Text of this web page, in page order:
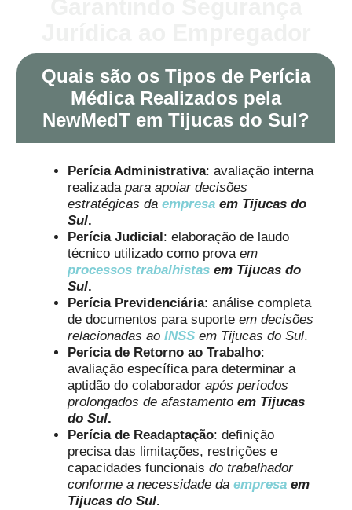
Quais são os Tipos de Perícia
Médica Realizados pela
NewMedT em Tijucas do Sul?
Perícia Administrativa: avaliação interna
realizadapara apoiar decisões
estratégicas daempresaem Tijucas do
Sul.
Perícia Judicial : elaboração de laudo
técnico utilizado como provaem
processos trabalhistas em Tijucas do
Sul.
Perícia Previdenciária: análise completa
de documentos para suporteem decisões
relacionadas aoINSS em Tijucas do Sul.
Perícia de Retorno ao Trabalho:
avaliação específica para determinar a
aptidão do colaboradorapós períodos
prolongados de afastamentoem Tijucas
do Sul.
Perícia de Readaptação: definição
precisa das limitações, restrições e
capacidades funcionaisdo trabalhador
conforme a necessidade daempresa em
Tijucas do Sul.